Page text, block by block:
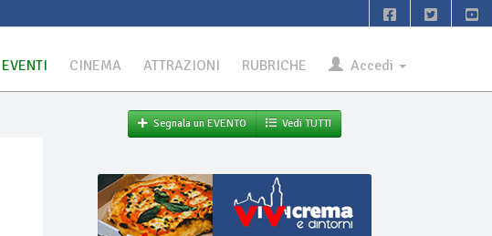
EVENTI CINEMA ATTRAZIONI RUBRICHE Accedi
Segnala un EVENTO Vedi TUTTI